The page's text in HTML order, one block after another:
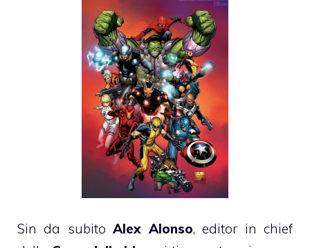
Sin da subitoAlex Alonso, editor in chief